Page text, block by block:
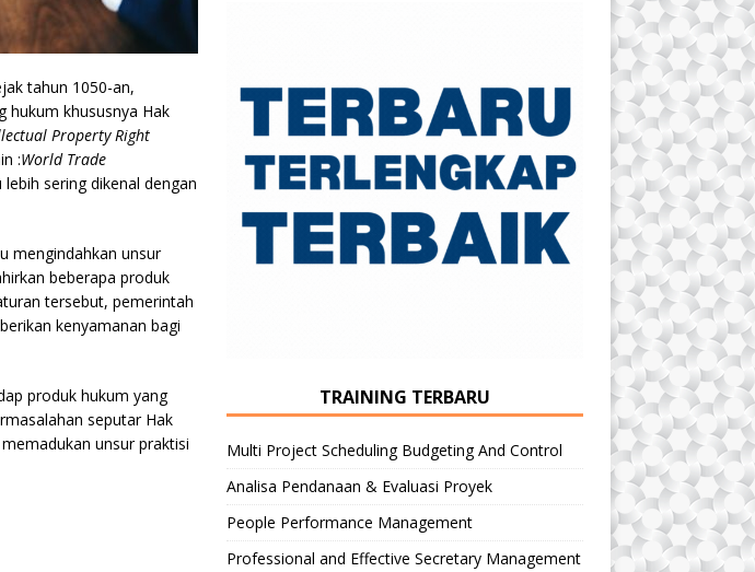
tahun 1050-an,
hukum khususnya Hak
Property Right
:World Trade
lebih sering dikenal dengan
mengindahkan unsur
beberapa produk
tersebut, pemerintah
kenyamanan bagi
produk hukum yang
seputar Hak
unsur praktisi
TRAINING TERBARU
Multi Project Scheduling Budgeting And Control
Analisa Pendanaan & Evaluasi Proyek
People Performance Management
Professional and Effective Secretary Management